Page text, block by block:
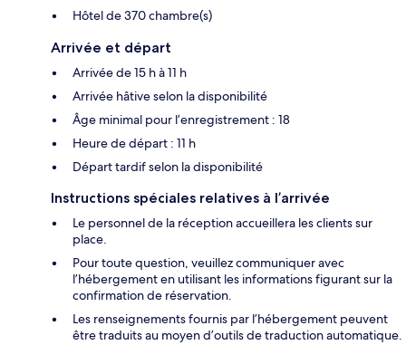
Hôtel de 370 chambre(s)
Arrivée et départ
Arrivée de 15 h à 11 h
Arrivée hâtive selon la disponibilité
Âge minimal pour l’enregistrement : 18
Heure de départ : 11 h
Départ tardif selon la disponibilité
Instructions spéciales relatives à l’arrivée
Le personnel de la réception accueillera les clients sur
place.
Pour toute question, veuillez communiquer avec
l’hébergement en utilisant les informations figurant sur la
confirmation de réservation.
Les renseignements fournis par l’hébergement peuvent
être traduits au moyen d’outils de traduction automatique.